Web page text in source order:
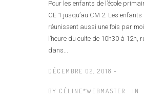
Pour les enfants de l’école
CE 1 jusqu’au CM 2. Les enfants
réunissent aussi une fois par
l’heure du culte de 10h30 à 12h,
dans...
DÉCEMBRE 02, 2018 -
BY CÉLINE*WEBMASTER IN